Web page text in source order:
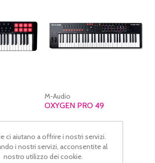
M-Audio
OXYGEN PRO 49
ci aiutano a offrire i nostri servizi.
i nostri servizi, acconsentite al
nostro utilizzo dei cookie.